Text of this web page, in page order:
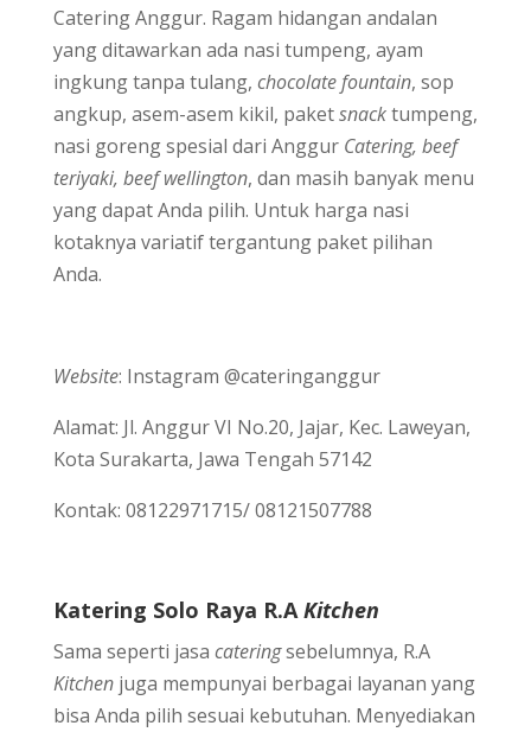
Catering Anggur. Ragam hidangan andalan
yang ditawarkan ada nasi tumpeng, ayam
ingkung tanpa tulang, chocolate fountain, sop
angkup, asem-asem kikil, paketsnacktumpeng,
nasi goreng spesial dari Anggur Catering, beef
teriyaki, beef wellington, dan masih banyak menu
yang dapat Anda pilih. Untuk harga nasi
kotaknya variatif tergantung paket pilihan
Anda.
Website: Instagram @cateringanggur
Alamat: Jl. Anggur VI No.20, Jajar, Kec. Laweyan,
Kota Surakarta, Jawa Tengah 57142
Kontak: 08122971715/ 08121507788
Katering Solo Raya R.A Kitchen
Sama seperti jasa cateringsebelumnya, R.A
Kitchenjuga mempunyai berbagai layanan yang
bisa Anda pilih sesuai kebutuhan. Menyediakan